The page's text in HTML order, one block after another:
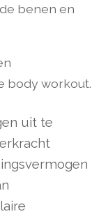
benen en
body workout.
uit te